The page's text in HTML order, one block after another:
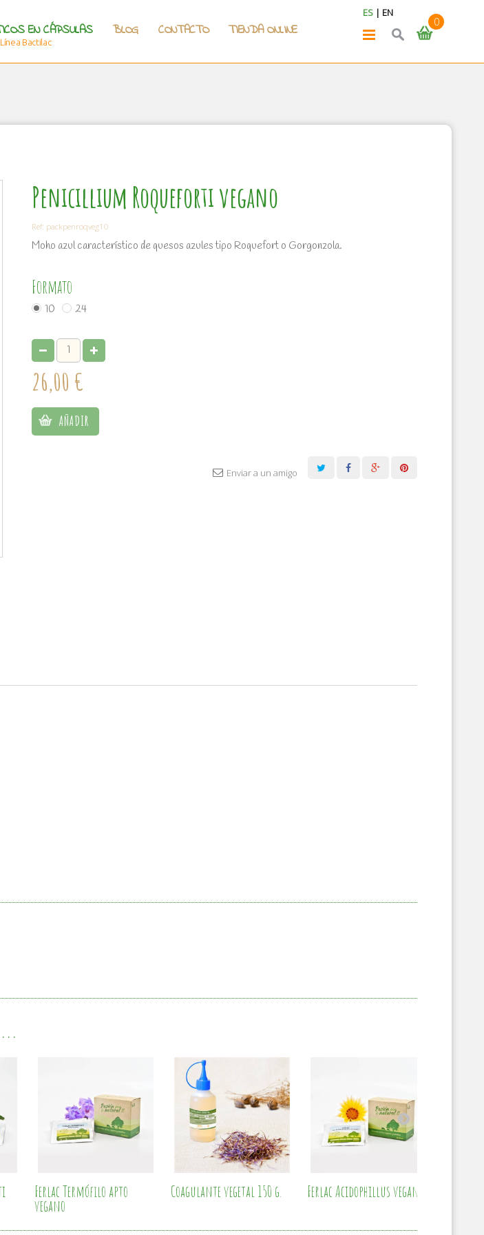
0
EN CÁPSULAS
Línea Bactilac
BLOG CONTACTO TIENDA ONLINE
ES | EN
Penicillium Roqueforti vegano
Ref: packpenroqveg10
Moho azul característico de quesos azules tipo Roquefort o Gorgonzola.
Formato
10 24
26,00 €
AÑADIR
Enviar a un amigo
Ferlac Termófilo apto
vegano
Coagulante vegetal 150 g. Ferlac Acidophillus vegano